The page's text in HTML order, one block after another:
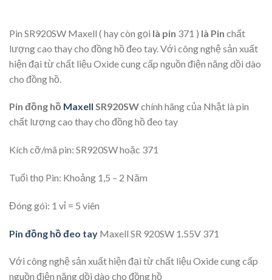
Pin SR920SW Maxell ( hay còn gọi là pin 371 ) là Pin chất
lượng cao thay cho đồng hồ đeo tay. Với công nghệ sản xuất
hiện đại từ chất liệu Oxide cung cấp nguồn điện năng dồi dào
cho đồng hồ.
Pin đồng hồ Maxell SR920SWchính hãng của Nhật là pin
chất lượng cao thay cho đồng hồ đeo tay
Kích cỡ/mã pin: SR920SW hoặc 371
Tuổi thọ Pin: Khoảng 1,5 – 2 Năm
Đóng gói: 1 vỉ = 5 viên
Pin đồng hồ đeo tay Maxell SR 920SW 1.55V 371
Với công nghệ sản xuất hiện đại từ chất liệu Oxide cung cấp
nguồn điện năng dồi dào cho đồng hồ